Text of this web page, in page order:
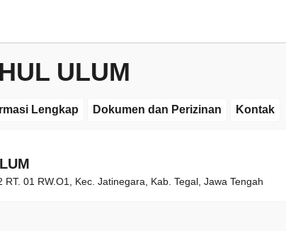
ULUM
Lengkap Dokumen dan Perizinan Kontak
RT. 01 RW.O1, Kec. Jatinegara, Kab. Tegal, Jawa Tengah